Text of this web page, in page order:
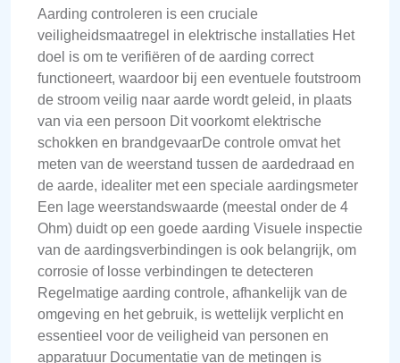
Aarding controleren is een cruciale
veiligheidsmaatregel in elektrische installaties Het
doel is om te verifiëren of de aarding correct
functioneert, waardoor bij een eventuele foutstroom
de stroom veilig naar aarde wordt geleid, in plaats
van via een persoon Dit voorkomt elektrische
schokken en brandgevaarDe controle omvat het
meten van de weerstand tussen de aardedraad en
de aarde, idealiter met een speciale aardingsmeter
Een lage weerstandswaarde (meestal onder de 4
Ohm) duidt op een goede aarding Visuele inspectie
van de aardingsverbindingen is ook belangrijk, om
corrosie of losse verbindingen te detecteren
Regelmatige aarding controle, afhankelijk van de
omgeving en het gebruik, is wettelijk verplicht en
essentieel voor de veiligheid van personen en
apparatuur Documentatie van de metingen is